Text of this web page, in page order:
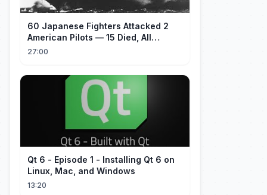
60 Japanese Fighters Attacked 2
American Pilots — 15 Died, All
Japanese
27:00
Qt 6 - Episode 1 - Installing Qt 6 on
Linux, Mac, and Windows
13:20